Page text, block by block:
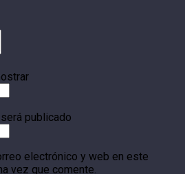
publicado
electrónico y web en este
vez que comente.